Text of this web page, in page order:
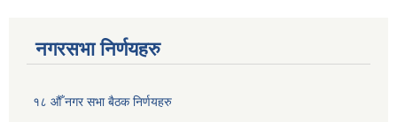
नगरसभा निर्णयहरु
१८ औँ नगर सभा बैठक निर्णयहरु